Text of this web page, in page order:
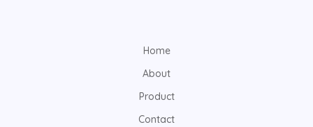
Home
About
Product
Contact